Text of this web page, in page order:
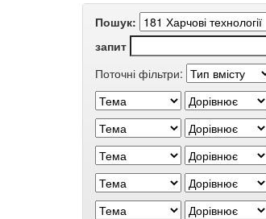
Пошук:
запит
Поточні фільтри: